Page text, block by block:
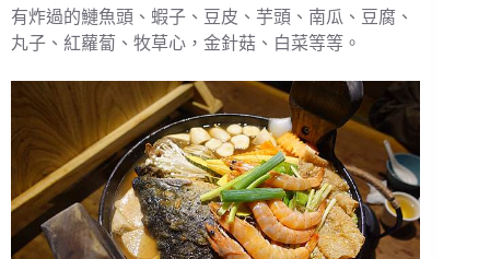
有炸過的鰱魚頭、蝦子、豆皮、芋頭、南瓜、豆腐、
丸子、紅蘿蔔、牧草心，金針菇、白菜等等。